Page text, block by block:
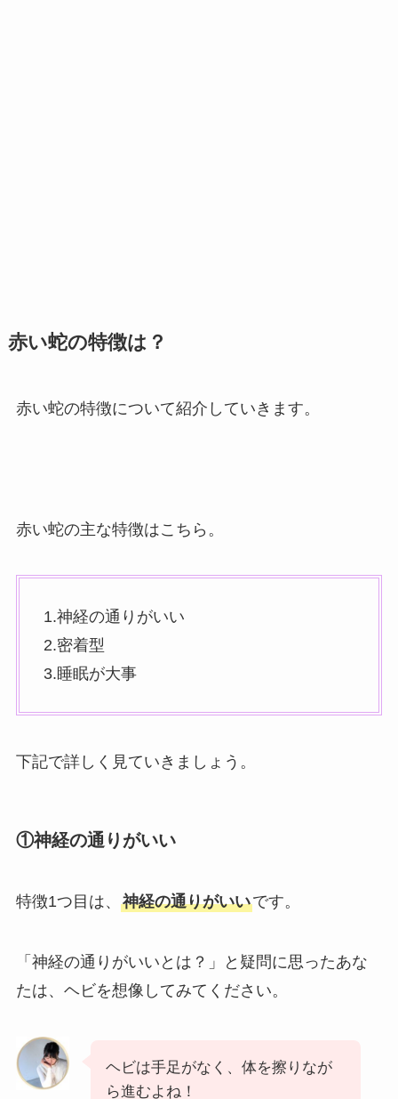
赤い蛇の特徴は？
赤い蛇の特徴について紹介していきます。
赤い蛇の主な特徴はこちら。
1.神経の通りがいい
2.密着型
3.睡眠が大事
下記で詳しく見ていきましょう。
①神経の通りがいい
特徴1つ目は、 神経の通りがいいです。
「神経の通りがいいとは？」と疑問に思ったあな
たは、ヘビを想像してみてください。
ヘビは手足がなく、体を擦りなが
ら進むよね！